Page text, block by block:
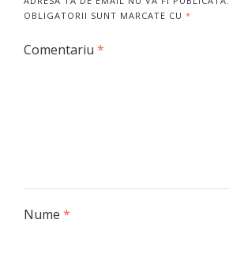
OBLIGATORII SUNT MARCATE CU *
Comentariu *
Nume *